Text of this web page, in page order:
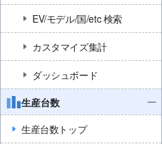
EV/モデル/国/etc 検索
カスタマイズ集計
ダッシュボード
生産台数
生産台数トップ